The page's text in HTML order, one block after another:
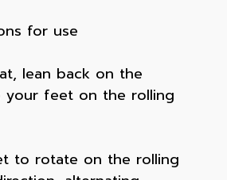
for use
lean back on the
your feet on the rolling
to rotate on the rolling